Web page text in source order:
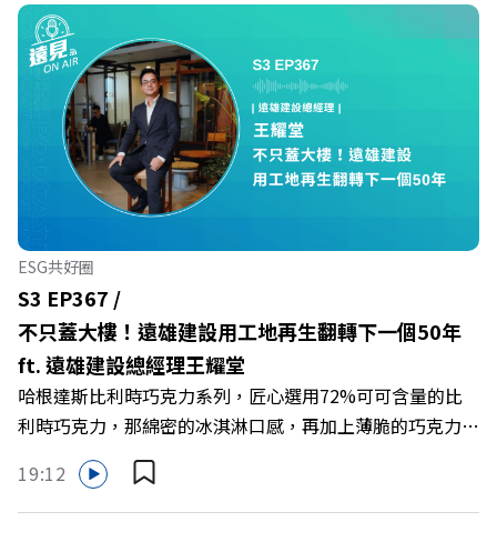
Firstory Podcast 廣告 —— 如果有一天，台灣成為亞洲新
一代的財富調度與資產管理重鎮，你的資產配置會怎麼變？
在政府力推「亞洲資產管理中心」政策、高雄專區成立滿週
年的關鍵時刻，台灣的投信、信託與財富管理業務，正迎來
史詩級的法規鬆綁與資金浪潮。 本集《遠見ON AIR》邀請
到遠見資深主編廖君雅，帶你解析這場台灣史上最大規模的
財富版圖重組。 🔺資產管理大躍進！台灣憑什麼挑戰亞太
金融重鎮？ 🔺不只是口號！主動式ETF與被動平衡型ETF如
何引爆市場？ 🔺打破「富不過三代」魔咒，如何靠信託鬆
綁落實百年傳承？ 🔺高雄專區滿一週年！如何打造在地財
富生態系？ 主持人／遠見雜誌總編輯 林讓均 與談人／遠見
雜誌資深主編 廖君雅 +++++ 💰更多專題導覽
>>https://www.gvm.com.tw/topic/2355 🫧清除腦袋的盲
點，也順手理清生活的雜亂。 點開看質感養成術>>
https://gvmkt.pse.is/9al3px ✨關注《遠見》更多的社群：
LINE：https://reurl.cc/A4ELQp IG：
https://bit.ly/3AjBWNV YT：https://bit.ly/38jNi9k
ESG共好圈
S3 EP367 /
不只蓋大樓！遠雄建設用工地再生翻轉下一個50年
ft. 遠雄建設總經理王耀堂
哈根達斯比利時巧克力系列，匠心選用72%可可含量的比
利時巧克力，那綿密的冰淇淋口感，再加上薄脆的巧克力脆
片，苦甜交織，完美呈現黑巧克力的濃郁香醇，是專屬成熟
大人系的奢華風味。 https://fstry.pse.is/9byecv —— 以上
為 Firstory Podcast 廣告 —— 在氣候變遷、淨零轉型與高
19:12